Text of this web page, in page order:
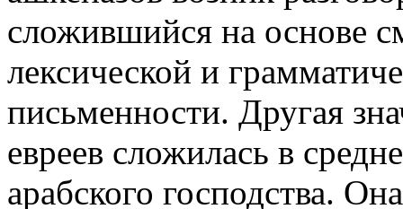
сложившийся на основе
лексической и
письменности. Другая
евреев сложилась в
арабского господства.